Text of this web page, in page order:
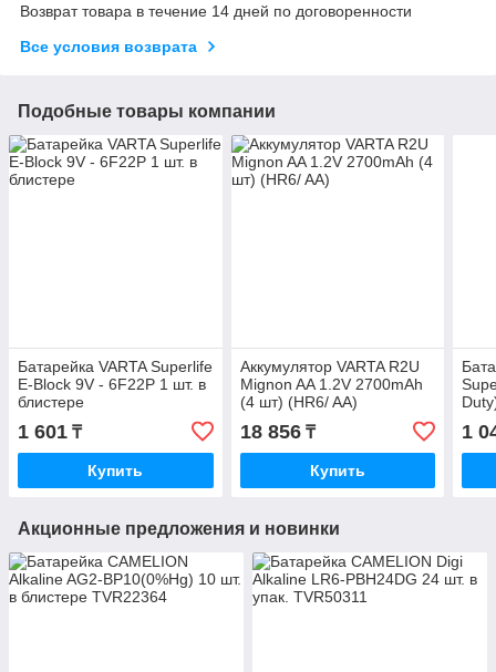
Возврат товара в течение 14 дней по договоренности
Все условия возврата
Подобные товары компании
Батарейка VARTA Superlife
E-Block 9V - 6F22P 1 шт. в
блистере
1 601 ₸
Купить
Аккумулятор VARTA R2U
Mignon AA 1.2V 2700mAh
(4 шт) (HR6/ AA)
18 856₸
Купить
1
Акционные предложения и новинки